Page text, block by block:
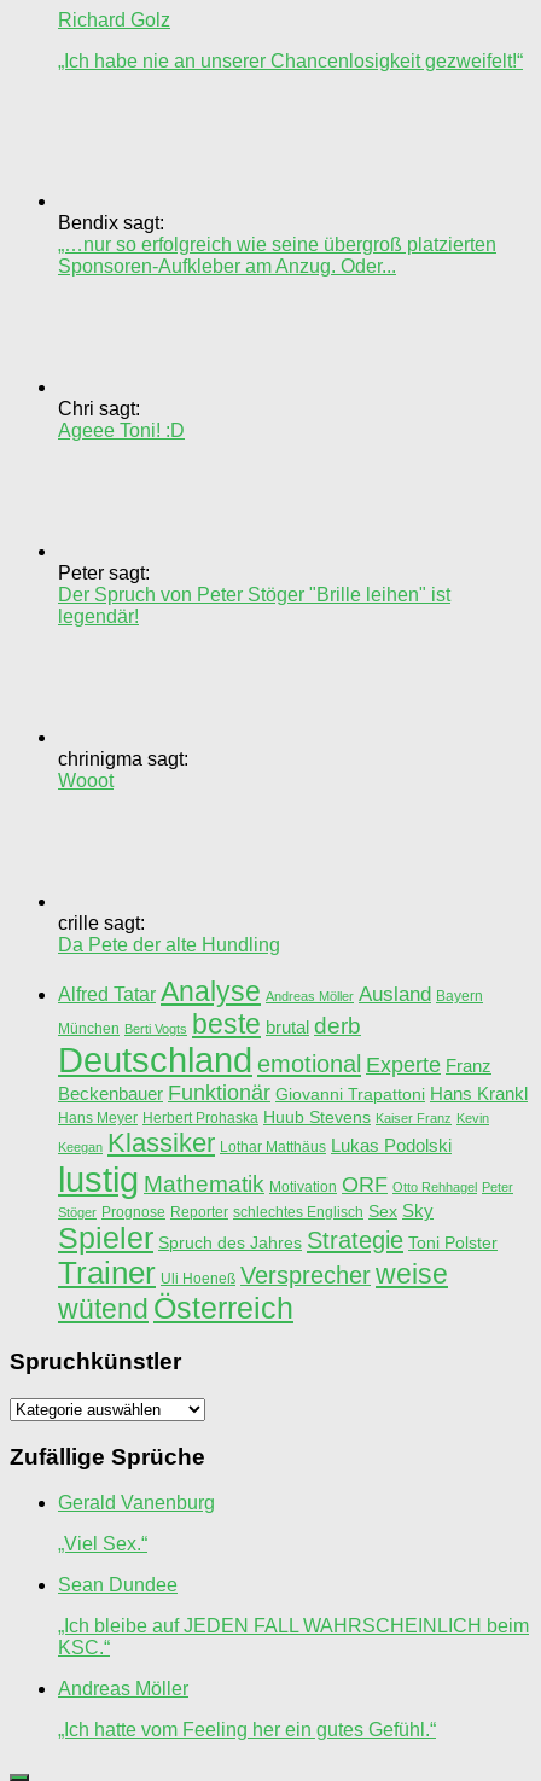
Richard Golz
„Ich habe nie an unserer Chancenlosigkeit gezweifelt!“
Bendix sagt:
„…nur so erfolgreich wie seine übergroß platzierten
Sponsoren-Aufkleber am Anzug. Oder...
Chri sagt:
Ageee Toni! :D
Peter sagt:
Der Spruch von Peter Stöger "Brille leihen" ist
legendär!
chrinigma sagt:
Wooot
crille sagt:
Da Pete der alte Hundling
Alfred Tatar Analyse Andreas Möller Ausland Bayern
München Berti Vogts beste brutal derb
Deutschland emotional Experte Franz
Beckenbauer Funktionär Giovanni Trapattoni Hans Krankl
Hans Meyer Herbert Prohaska Huub Stevens Kaiser Franz Kevin
Keegan Klassiker Lothar Matthäus Lukas Podolski
lustig Mathematik Motivation ORF Otto Rehhagel
Peter
Stöger Prognose Reporter schlechtes Englisch Sex Sky
Spieler Spruch des Jahres Strategie Toni Polster
Trainer Uli Hoeneß Versprecherweise
wütend Österreich
Spruchkünstler
Spruchkünstler
Zufällige Sprüche
Gerald Vanenburg
„Viel Sex.“
Sean Dundee
„Ich bleibe auf JEDEN FALL WAHRSCHEINLICH beim
KSC.“
Andreas Möller
„Ich hatte vom Feeling her ein gutes Gefühl.“